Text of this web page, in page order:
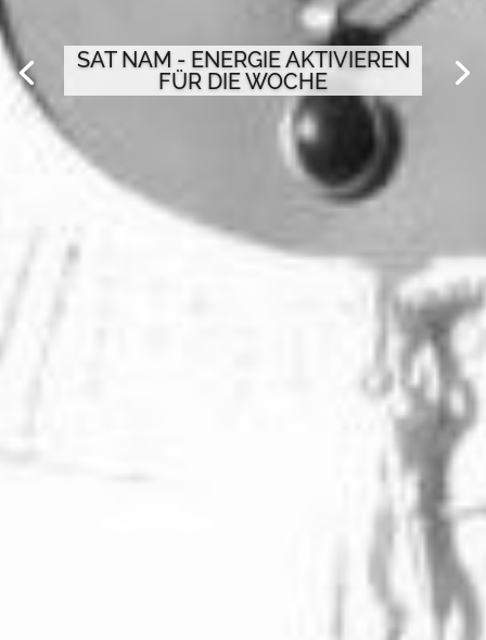
SAT NAM - ENERGIE AKTIVIEREN
FÜR DIE WOCHE